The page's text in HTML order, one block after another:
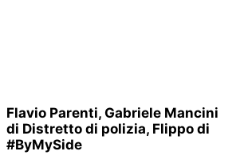
Flavio Parenti, Gabriele Mancini
di Distretto di polizia, Flippo di
#ByMySide